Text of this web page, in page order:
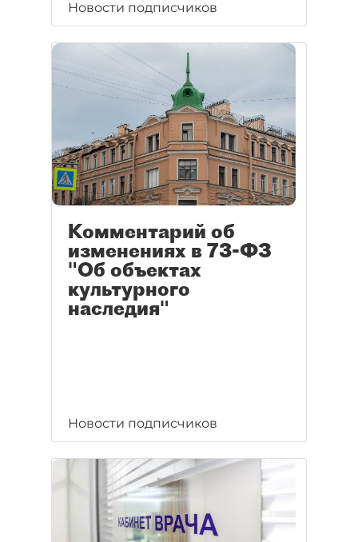
Новости подписчиков
Комментарий об
изменениях в 73-ФЗ
"Об объектах
культурного
наследия"
Новости подписчиков